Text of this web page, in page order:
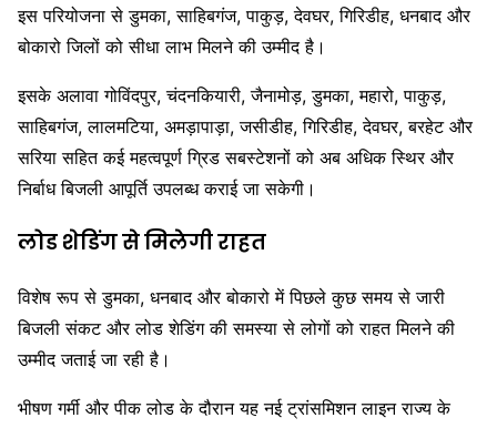
इस परियोजना से डुमका, साहिबगंज, पाकुड़, देवघर, गिरिडीह, धनबाद और
बोकारो जिलों को सीधा लाभ मिलने की उम्मीद है।
इसके अलावा गोविंदपुर, चंदनकियारी, जैनामोड़, डुमका, महारो, पाकुड़,
साहिबगंज, लालमटिया, अमड़ापाड़ा, जसीडीह, गिरिडीह, देवघर, बरहेट और
सरिया सहित कई महत्वपूर्ण ग्रिड सबस्टेशनों को अब अधिक स्थिर और
निर्बाध बिजली आपूर्ति उपलब्ध कराई जा सकेगी।
लोड शेडिंग से मिलेगी राहत
विशेष रूप से डुमका, धनबाद और बोकारो में पिछले कुछ समय से जारी
बिजली संकट और लोड शेडिंग की समस्या से लोगों को राहत मिलने की
उम्मीद जताई जा रही है।
भीषण गर्मी और पीक लोड के दौरान यह नई ट्रांसमिशन लाइन राज्य के